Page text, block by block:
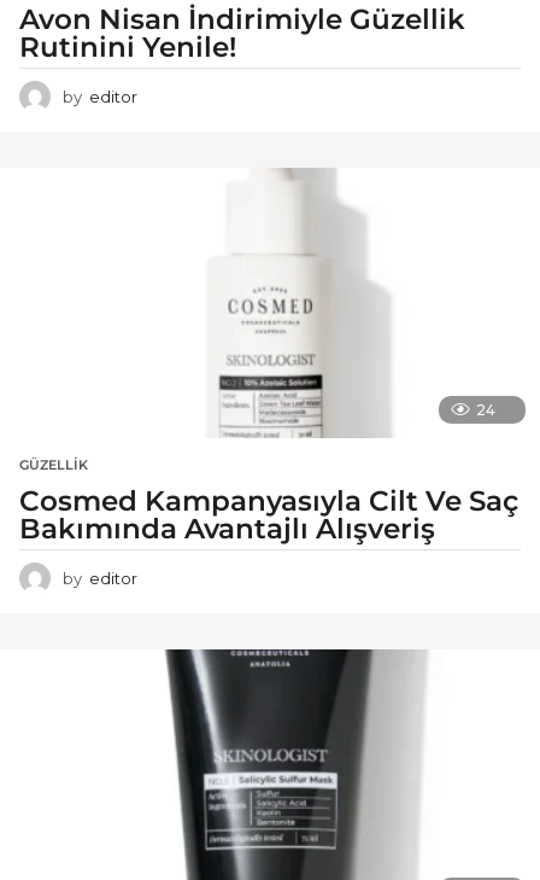
Avon Nisan İndirimiyle Güzellik
Rutinini Yenile!
by editor
24
GÜZELLIK
Cosmed Kampanyasıyla Cilt Ve Saç
Bakımında Avantajlı Alışveriş
by editor